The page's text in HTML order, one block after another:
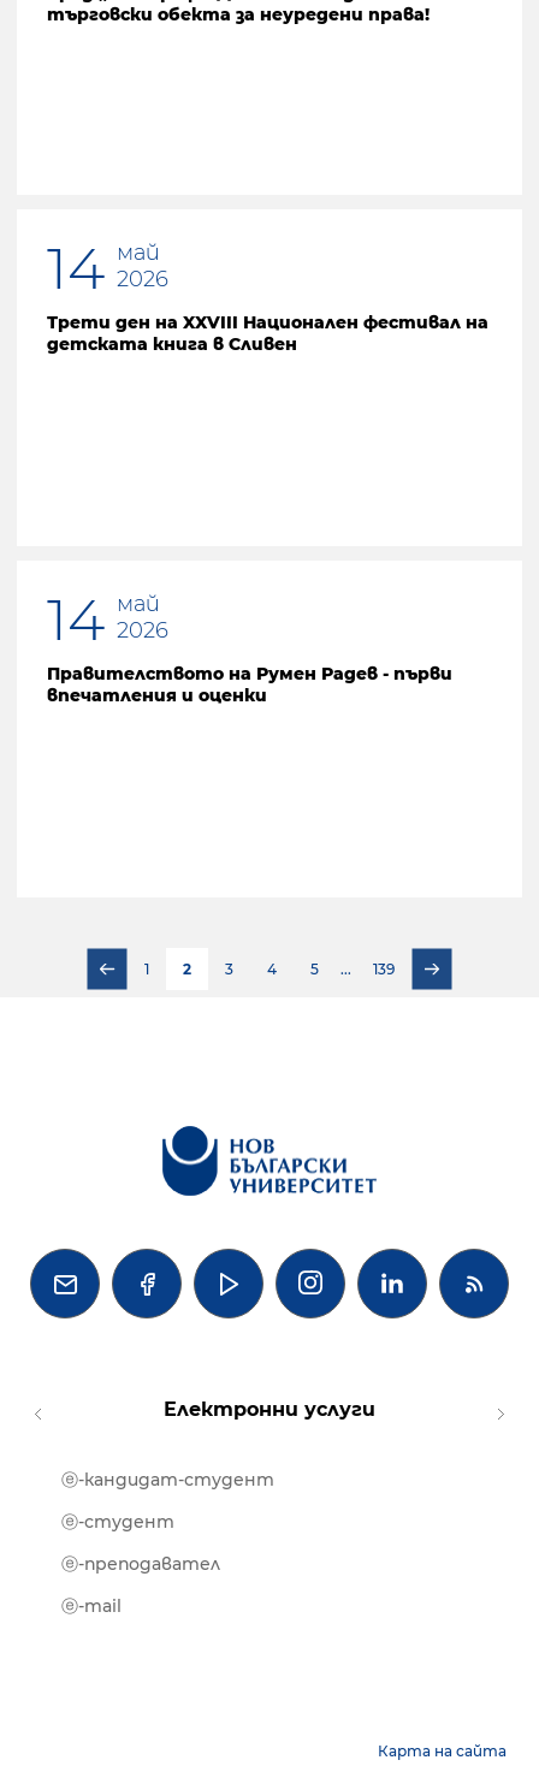
търговски обекта за неуредени права!
14 май
2026
Трети ден на XXVIII Национален фестивал на
детската книга в Сливен
14 май
2026
Правителството на Румен Радев - първи
впечатления и оценки
1 2 3 4 5 ... 139
   
Електронни услуги
ⓔ-кандидат-студент
ⓔ-студент
ⓔ-преподавател
ⓔ-mail
Карта на сайта